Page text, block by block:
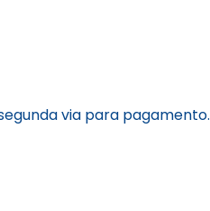
via para pagamento.